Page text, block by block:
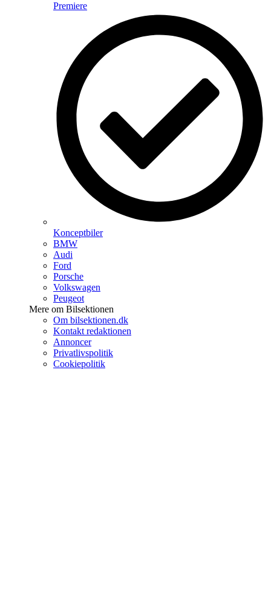
Premiere
Konceptbiler
BMW
Audi
Ford
Porsche
Volkswagen
Peugeot
Mere om Bilsektionen
Om bilsektionen.dk
Kontakt redaktionen
Annoncer
Privatlivspolitik
Cookiepolitik